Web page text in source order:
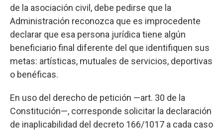
de la asociación civil, debe pedirse que la
Administración reconozca que es improcedente
declarar que esa persona jurídica tiene algún
beneficiario final diferente del que identifiquen sus
metas: artísticas, mutuales de servicios, deportivas
o benéficas.
En uso del derecho de petición —art. 30 de la
Constitución—, corresponde solicitar la declaración
de inaplicabilidad del decreto 166/1017 a cada caso